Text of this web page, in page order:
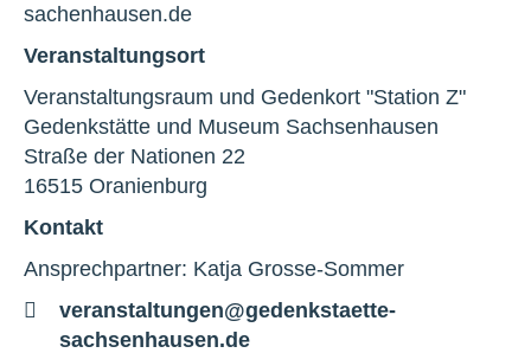
sachenhausen.de
Veranstaltungsort
Veranstaltungsraum und Gedenkort "Station Z"
Gedenkstätte und Museum Sachsenhausen
Straße der Nationen 22
16515 Oranienburg
Kontakt
Ansprechpartner: Katja Grosse-Sommer
E-
Mail
veranstaltungen@gedenkstaette-
sachsenhausen.de